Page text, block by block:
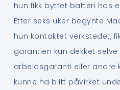
hun fikk byttet batteri hos
Etter seks uker begynte
hun kontaktet verkstedet,
garantien kun dekket
arbeidsgaranti eller andre
kunne ha blitt påvirket